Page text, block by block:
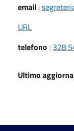
email :
URL
telefono : 328
Ultimo